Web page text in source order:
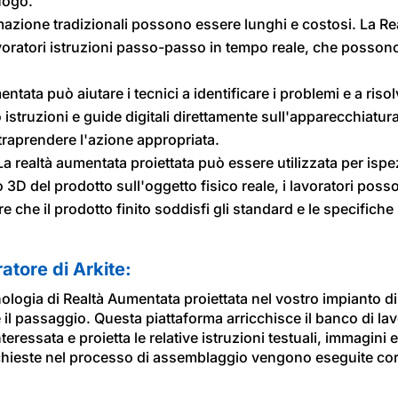
tradizionali possono essere lunghi e costosi. La
istruzioni passo-passo in tempo reale, che
può aiutare i tecnici a identificare i problemi e a
e guide digitali direttamente
l'azione appropriata.
realtà aumentata proiettata può essere utilizzata per
del prodotto sull'oggetto fisico reale, i lavoratori
che il prodotto finito soddisfi gli standard e le
di Arkite:
di Realtà Aumentata proiettata nel vostro impianto
passaggio. Questa piattaforma arricchisce il banco di
e proietta le relative istruzioni testuali, immagini
nel processo di assemblaggio vengono eseguite